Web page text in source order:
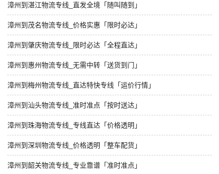
漳州到湛江物流专线_直发全境「随叫随到」
漳州到茂名物流专线_价格实惠「限时必达」
漳州到肇庆物流专线_限时必达「全程直达」
漳州到惠州物流专线_无需中转「送货到门」
漳州到梅州物流专线_直达特快专线「运价行情」
漳州到汕头物流专线_准时准点「按时送达」
漳州到珠海物流专线_专线直达「价格透明」
漳州到深圳物流专线_价格透明「整车配货」
漳州到韶关物流专线_专业靠谱「准时准点」